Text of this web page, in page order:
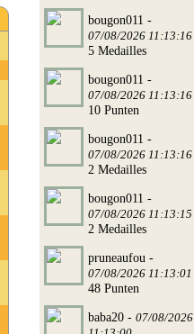
bougon011 -
07/08/2026 11:13:16
5 Medailles
bougon011 -
07/08/2026 11:13:16
10 Punten
bougon011 -
07/08/2026 11:13:16
2 Medailles
bougon011 -
07/08/2026 11:13:15
2 Medailles
pruneaufou -
07/08/2026 11:13:01
48 Punten
baba20 - 07/08/2026